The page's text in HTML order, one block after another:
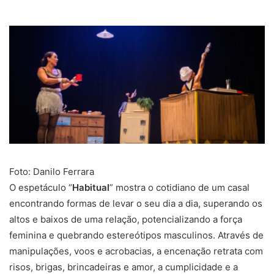
Foto: Danilo Ferrara
O espetáculo “Habitual” mostra o cotidiano de um casal
encontrando formas de levar o seu dia a dia, superando os
altos e baixos de uma relação, potencializando a força
feminina e quebrando estereótipos masculinos. Através de
manipulações, voos e acrobacias, a encenação retrata com
risos, brigas, brincadeiras e amor, a cumplicidade e a